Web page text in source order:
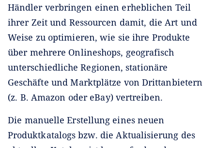
Händler verbringen einen erheblichen Teil
ihrer Zeit und Ressourcen damit, die Art und
Weise zu optimieren, wie sie ihre Produkte
über mehrere Onlineshops, geografisch
unterschiedliche Regionen, stationäre
Geschäfte und Marktplätze von Drittanbietern
(z. B. Amazon oder eBay) vertreiben.
Die manuelle Erstellung eines neuen
Produktkatalogs bzw. die Aktualisierung des